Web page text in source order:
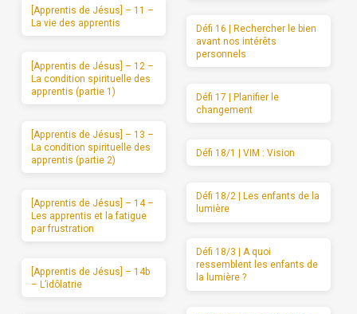
[Apprentis de Jésus] – 11 –
La vie des apprentis
[Apprentis de Jésus] – 12 –
La condition spirituelle des
apprentis (partie 1)
[Apprentis de Jésus] – 13 –
La condition spirituelle des
apprentis (partie 2)
[Apprentis de Jésus] – 14 –
Les apprentis et la fatigue
par frustration
[Apprentis de Jésus] – 14b
– L’idôlatrie
Défi 16 | Rechercher le bien
avant nos intérêts
personnels
Défi 17 | Planifier le
changement
Défi 18/1 | VIM : Vision
Défi 18/2 | Les enfants de la
lumière
Défi 18/3 | A quoi
ressemblent les enfants de
la lumière ?